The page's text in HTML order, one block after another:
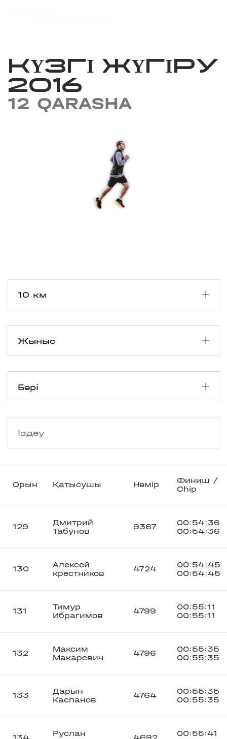
КҮЗГІ ЖҮГІРУ
2016
12 QARASHA
Орын Қатысушы Нөмір
Финиш /
Chip
129
Дмитрий
Табунов
9367
00:54:36
00:54:36
130
Алексей
крестников
4724
00:54:45
00:54:45
131
Тимур
Ибрагимов
4799
00:55:11
00:55:11
132
Максим
Макаревич
4796
00:55:35
00:55:35
133
Дарын
Каспанов
4764
00:55:35
00:55:35
Руслан
00:55:41